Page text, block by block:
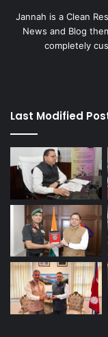
Jannah is a Clean
News and Blog
completely
Last Modified